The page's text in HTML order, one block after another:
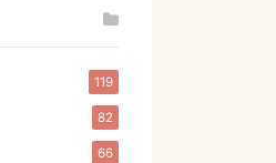
119
82
66